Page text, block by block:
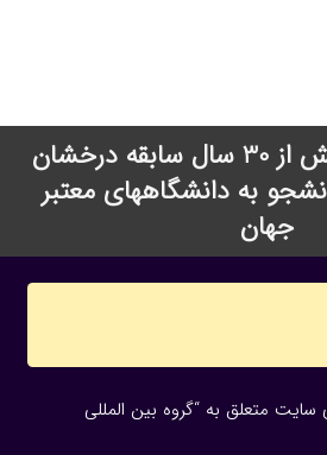
CIS Group با بیش از 30 سال سابقه درخشان
به دانشگاههای معتبر
جهان
متعلق به “گروه بین المللی